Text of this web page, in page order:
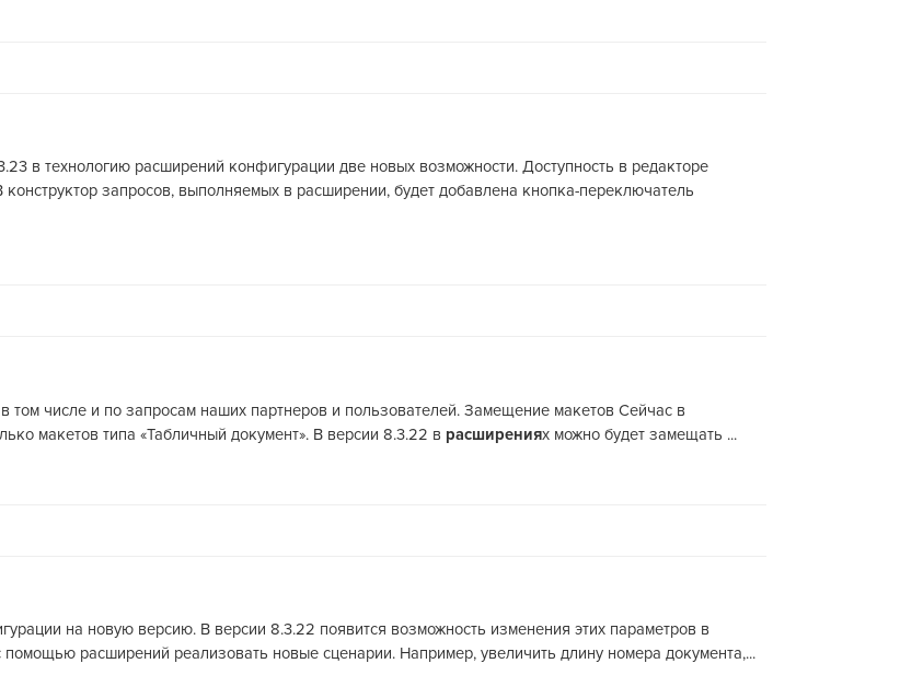
в технологию расширений конфигурации две новых возможности. Доступность в редакторе
запросов, выполняемых в расширении, будет добавлена кнопка-переключатель
числе и по запросам наших партнеров и пользователей. Замещение макетов Сейчас в
макетов типа «Табличный документ». В версии 8.3.22 в расширениях можно будет замещать ...
на новую версию. В версии 8.3.22 появится возможность изменения этих параметров в
расширений реализовать новые сценарии. Например, увеличить длину номера документа,...